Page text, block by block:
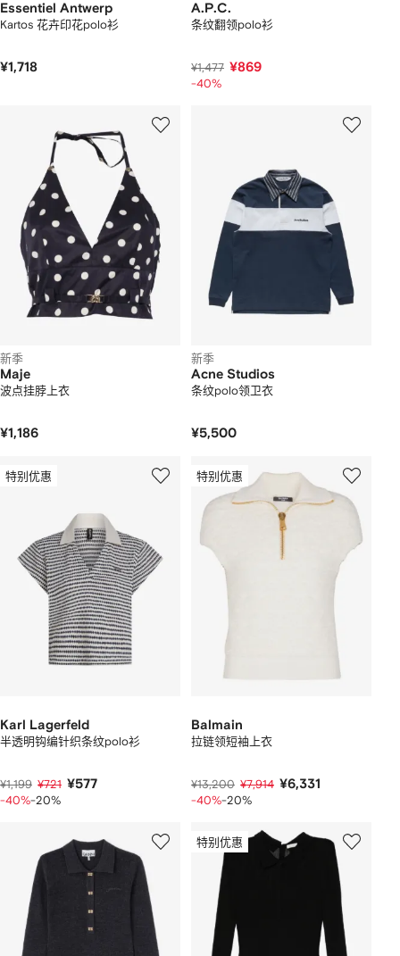
Essentiel Antwerp
Kartos 花卉印花polo衫
¥1,718
A.P.C.
条纹翻领polo衫
¥1,477 ¥869
-40%
新季
Maje
波点挂脖上衣
¥1,186
新季
Acne Studios
条纹polo领卫衣
¥5,500
特别优惠
Karl Lagerfeld
半透明钩编针织条纹polo衫
¥1,199 ¥721 ¥577
-40%-20%
特别优惠
Balmain
拉链领短袖上衣
¥13,200 ¥7,914 ¥6,331
-40%-20%
特别优惠